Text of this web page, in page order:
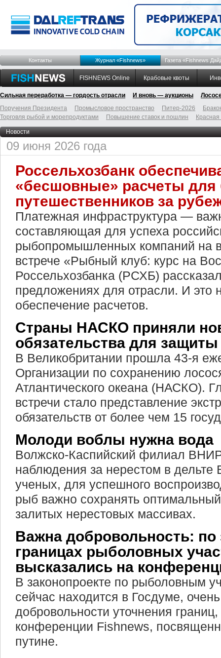
Контакты Журнал «Fishnews» Газета «Fishnews
FISHNEWS Online Крабовые квоты
Сильная переработка — гордость отрасли И вновь — аукционы
Поручения Президента
Промысловое пространство Питер-2026
Торговля рыбой и морепродуктами
Повышение ставок и пошлин
Новости
09 июня 2026 года
Россельхозбанк
«бесшовные» расчеты для
путешественников за
Платежная инфраструктура —
составляющая для успеха
рыбопромышленных компаний на
встрече «Рыбный клуб: курс на
Россельхозбанка (РСХБ)
предложениях для отрасли. И это
обеспечение расчетов.
Страны НАСКО приняли
обязательства для
В Великобритании прошла 43-я
Организации по сохранению
Атлантического океана (НАСКО).
встречи стало представление
обязательств от более чем 15
Молоди воблы нужна вода
Волжско-Каспийский филиал
наблюдения за нерестом в дельте
ученых, для успешного
рыб важно сохранять
залитых нерестовых массивах.
Важна добровольность: по
границах рыболовных
высказались на
В законопроекте по рыболовным
сейчас находится в Госдуме,
добровольности уточнения
конференции Fishnews,
путине.